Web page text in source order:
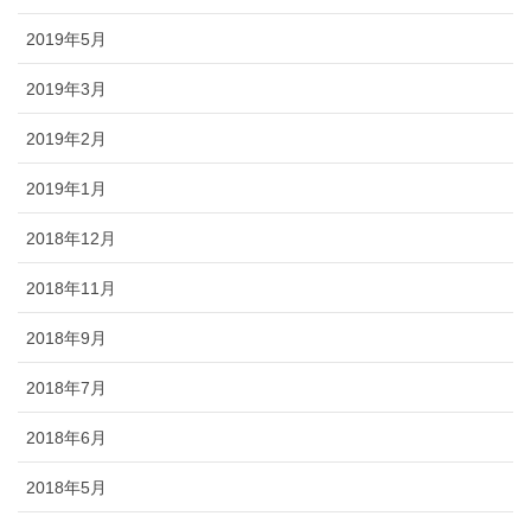
2019年5月
2019年3月
2019年2月
2019年1月
2018年12月
2018年11月
2018年9月
2018年7月
2018年6月
2018年5月